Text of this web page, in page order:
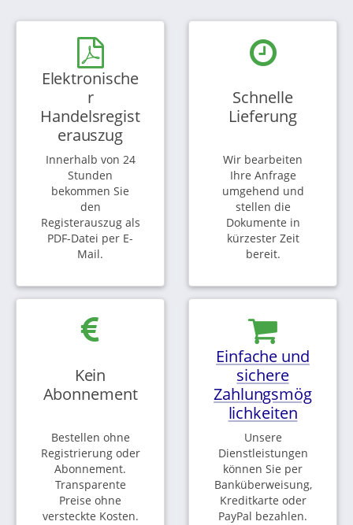
Elektronische
r
Handelsregist
erauszug
Innerhalb von 24
Stunden
bekommen Sie
den
Registerauszug als
PDF-Datei per E-
Mail.
Schnelle
Lieferung
Wir bearbeiten
Ihre Anfrage
umgehend und
stellen die
Dokumente in
kürzester Zeit
bereit.
Kein
Abonnement
Bestellen ohne
Registrierung oder
Abonnement.
Transparente
Preise ohne
versteckte Kosten.
Einfache und
sichere
Zahlungsmög
lichkeiten
Unsere
Dienstleistungen
können Sie per
Banküberweisung,
Kreditkarte oder
PayPal bezahlen.